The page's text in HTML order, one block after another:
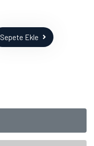
Sepete Ekle